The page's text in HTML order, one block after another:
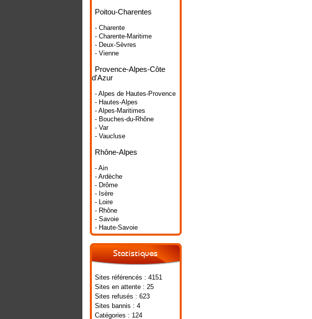
Poitou-Charentes
- Charente
- Charente-Maritime
- Deux-Sèvres
- Vienne
Provence-Alpes-Côte
d'Azur
- Alpes de Hautes-Provence
- Hautes-Alpes
- Alpes-Maritimes
- Bouches-du-Rhône
- Var
- Vaucluse
Rhône-Alpes
- Ain
- Ardèche
- Drôme
- Isère
- Loire
- Rhône
- Savoie
- Haute-Savoie
Statistiques
Sites référencés : 4151
Sites en attente : 25
Sites refusés : 623
Sites bannis : 4
Catégories : 124